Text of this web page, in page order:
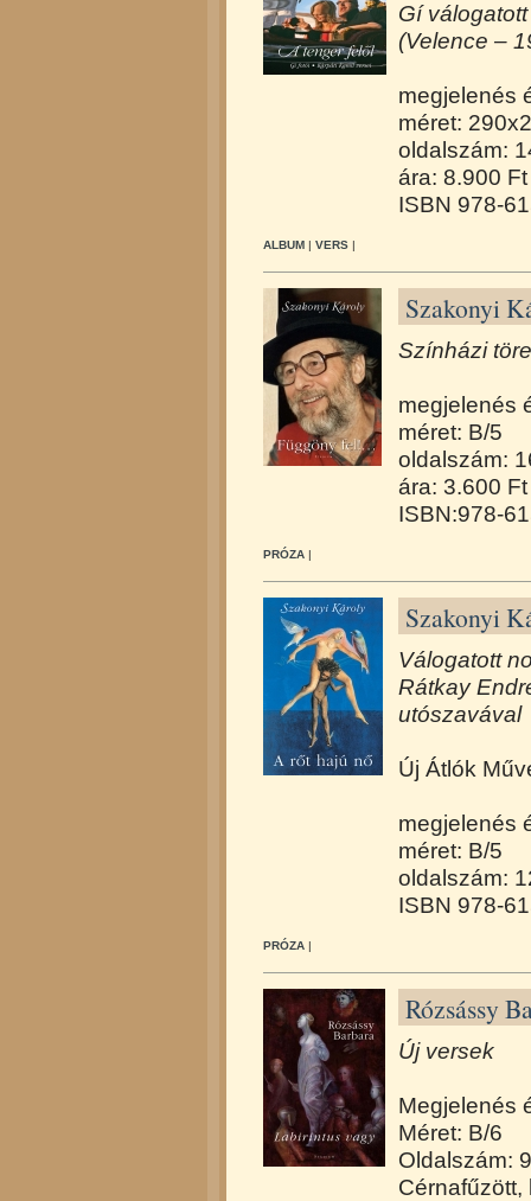
Gí
(Velence –
megjelenés
méret:
oldalszám:
ára: 8.900 Ft
ISBN 978-
ALBUM | VERS |
Szakonyi
Színházi
megjelenés
méret: B/5
oldalszám:
ára: 3.600 Ft
ISBN:978-
PRÓZA |
Szakonyi
Válogatott
Rátkay
utószavával
Új Átlók
megjelenés
méret: B/5
oldalszám:
ISBN 978-
PRÓZA |
Rózsássy
Új versek
Megjelenés
Méret: B/6
Oldalszám:
Cérnafűzött,